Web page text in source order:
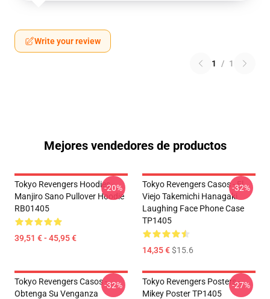
Write your review
1 / 1
Mejores vendedores de productos
Tokyo Revengers Hoodies -
Manjiro Sano Pullover Hoodie
RB01405
39,51 € - 45,95 €
-20%
Tokyo Revengers Casos - El
Viejo Takemichi Hanagaki
Laughing Face Phone Case
TP1405
14,35 €$15.6
-32%
Tokyo Revengers Casos -
Obtenga Su Venganza
-32%
Tokyo Revengers Posters -
Mikey Poster TP1405
-27%